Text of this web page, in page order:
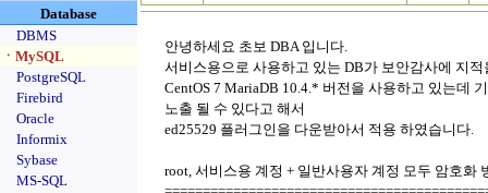
Database
DBMS
ㆍMySQL
PostgreSQL
Firebird
Oracle
Informix
Sybase
MS-SQL
안녕하세요 초보 DBA 입니다.
서비스용으로 사용하고 있는 DB가 보안감사에 지
CentOS 7 MariaDB 10.4.* 버전을 사용하고 있는데
노출 될 수 있다고 해서
ed25529 플러그인을 다운받아서 적용 하였습니다.
root, 서비스용 계정 + 일반사용자 계정 모두 암호화